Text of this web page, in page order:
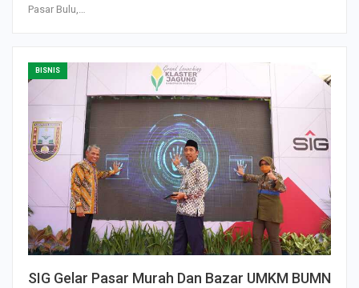
Pasar Bulu,…
BISNIS
SIG Gelar Pasar Murah Dan Bazar UMKM BUMN